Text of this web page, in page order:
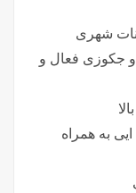
و جکوزی فعال و
به همراه